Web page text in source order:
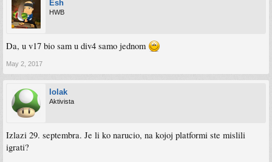
Esh
HWB
Da, u v17 bio sam u div4 samo jednom
May 2, 2017
lolak
Aktivista
Izlazi 29. septembra. Je li ko narucio, na kojoj platformi ste mislili
igrati?